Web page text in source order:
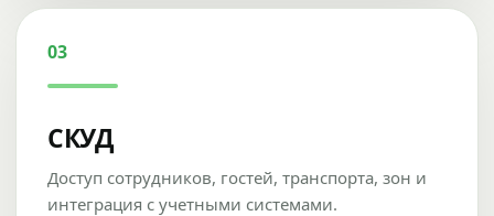
03
СКУД
Доступ сотрудников, гостей, транспорта, зон и
интеграция с учетными системами.